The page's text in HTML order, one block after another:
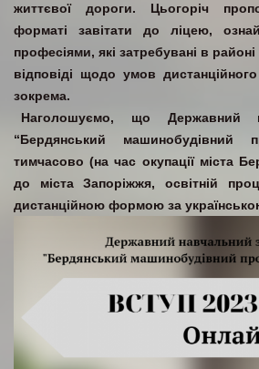
життєвої дороги. Цьогоріч
форматі завітати до ліцею,
професіями, які затребувані в
відповіді щодо умов
зокрема.
Наголошуємо, що Державний
“Бердянський машинобудівний
тимчасово (на час окупації міста
до міста Запоріжжя, освітній
дистанційною формою за